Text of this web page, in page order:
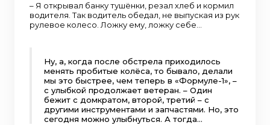
– Я открывал банку тушёнки, резал хлеб и кормил
водителя. Так водитель обедал, не выпуская из рук
рулевое колесо. Ложку ему, ложку себе…
Ну, а, когда после обстрела приходилось
менять пробитые колёса, то бывало, делали
мы это быстрее, чем теперь в «Формуле-1», –
с улыбкой продолжает ветеран. – Один
бежит с домкратом, второй, третий – с
другими инструментами и запчастями. Но, это
сегодня можно улыбнуться. А тогда…